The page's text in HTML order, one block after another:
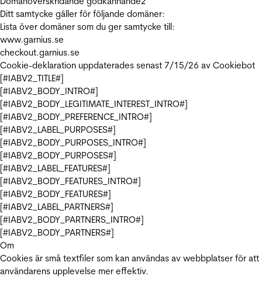
Ditt samtycke gäller för följande domäner:
Lista över domäner som du ger samtycke till:
www.garnius.se
checkout.garnius.se
Cookie-deklaration uppdaterades senast 7/15/26 av Cookiebot
[#IABV2_TITLE#]
[#IABV2_BODY_INTRO#]
[#IABV2_BODY_LEGITIMATE_INTEREST_INTRO#]
[#IABV2_BODY_PREFERENCE_INTRO#]
[#IABV2_LABEL_PURPOSES#]
[#IABV2_BODY_PURPOSES_INTRO#]
[#IABV2_BODY_PURPOSES#]
[#IABV2_LABEL_FEATURES#]
[#IABV2_BODY_FEATURES_INTRO#]
[#IABV2_BODY_FEATURES#]
[#IABV2_LABEL_PARTNERS#]
[#IABV2_BODY_PARTNERS_INTRO#]
[#IABV2_BODY_PARTNERS#]
Om
Cookies är små textfiler som kan användas av webbplatser för att
användarens upplevelse mer effektiv.